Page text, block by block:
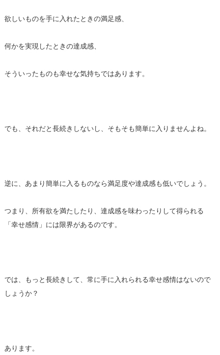
欲しいものを手に入れたときの満足感、
何かを実現したときの達成感、
そういったものも幸せな気持ちではあります。
でも、それだと長続きしないし、そもそも簡単に入りませんよね。
逆に、あまり簡単に入るものなら満足度や達成感も低いでしょう。
つまり、所有欲を満たしたり、達成感を味わったりして得られる
「幸せ感情」には限界があるのです。
では、もっと長続きして、常に手に入れられる幸せ感情はないので
しょうか？
あります。